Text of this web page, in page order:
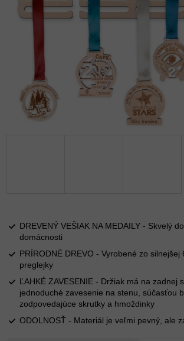
DREVENÝ VEŠIAK NA MEDAILY - Skvelý
domácnosti
PRÍRODNÉ DREVO - Vyrobené zo silnejšej
preglejky
ĽAHKÉ ZAVESENIE - Držiak má na zadnej
jednoduché zavesenie na stenu, súčasťou
zodpovedajúce skrutky a hmoždinky
ODOLNOSŤ - Materiál je veľmi pevný, ale